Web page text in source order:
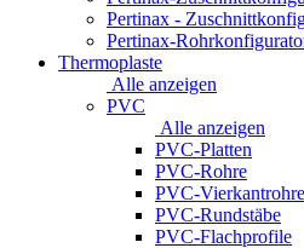
Pertinax -
Pertinax-
Thermoplaste
Alle anzeigen
PVC
Alle anzeigen
PVC-Platten
PVC-Rohre
PVC-Vierkantrohre
PVC-Rundstäbe
PVC-Flachprofile